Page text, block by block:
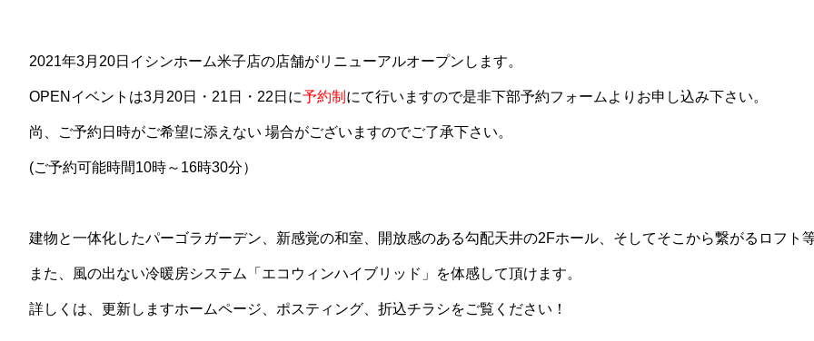
2021年3月20日イシンホーム米子店の店舗がリニューアルオープンします。
OPENイベントは3月20日・21日・22日に予約制 にて行いますので是非下部予約フォームよりお申し込み下さい。
尚、ご予約日時がご希望に添えない 場合がございますのでご了承下さい。
(ご予約可能時間10時～16時30分）
建物と一体化したパーゴラガーデン、新感覚の和室、開放感のある勾配天井の2Fホール、そしてそこから繋がるロフト
また、風の出ない冷暖房システム「エコウィンハイブリッド」を体感して頂けます。
詳しくは、更新しますホームページ、ポスティング、折込チラシをご覧ください！